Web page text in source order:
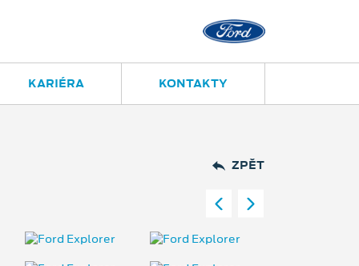
KARIÉRA KONTAKTY
ZPĚT